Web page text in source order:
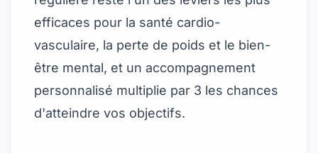
efficaces pour la santé cardio-
vasculaire, la perte de poids et le bien-
être mental, et un accompagnement
personnalisé multiplie par 3 les chances
d'atteindre vos objectifs.